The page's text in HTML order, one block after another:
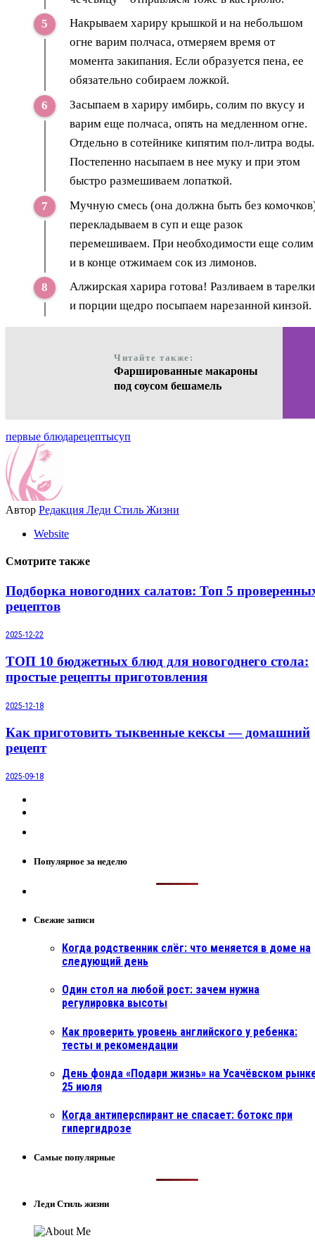
Накрываем хариру крышкой и на небольшом
огне варим полчаса, отмеряем время от
момента закипания. Если образуется пена, ее
обязательно собираем ложкой.
Засыпаем в хариру имбирь, солим по вкусу и
варим еще полчаса, опять на медленном огне.
Отдельно в сотейнике кипятим пол-литра воды.
Постепенно насыпаем в нее муку и при этом
быстро размешиваем лопаткой.
Мучную смесь (она должна быть без
перекладываем в суп и еще разок
перемешиваем. При необходимости еще солим
и в конце отжимаем сок из лимонов.
Алжирская харира готова! Разливаем в тарелки
и порции щедро посыпаем нарезанной кинзой.
Читайте также:
Фаршированные макароны
под соусом бешамель
первые блюдарецептысуп
Автор Редакция Леди Стиль Жизни
Website
Смотрите также
Подборка новогодних салатов: Топ 5
рецептов
2025-12-22
ТОП 10 бюджетных блюд для новогоднего стола:
простые рецепты приготовления
2025-12-18
Как приготовить тыквенные кексы — домашний
рецепт
2025-09-18
Популярное за неделю
Свежие записи
Когда родственник слёг: что меняется в доме на
следующий день
Один стол на любой рост: зачем нужна
регулировка высоты
Как проверить уровень английского у ребенка:
тесты и рекомендации
День фонда «Подари жизнь» на Усачёвском
25 июля
Когда антиперспирант не спасает: ботокс при
гипергидрозе
Самые популярные
Леди Стиль жизни